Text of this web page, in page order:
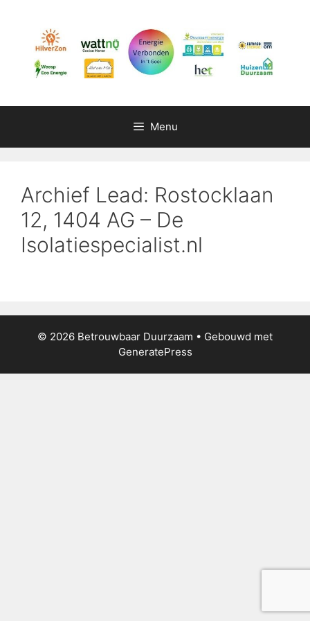
inhoud
Menu
Archief Lead: Rostocklaan
12, 1404 AG – De
Isolatiespecialist.nl
© 2026 Betrouwbaar Duurzaam • Gebouwd met
GeneratePress